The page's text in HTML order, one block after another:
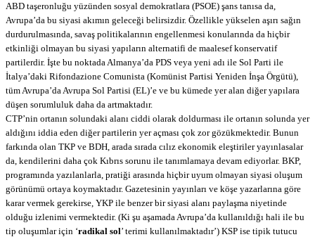
ABD taşeronluğu yüzünden sosyal demokratlara (PSOE) şans tanısa da,
Avrupa’da bu siyasi akımın geleceği belirsizdir. Özellikle yükselen aşırı sağın
durdurulmasında, savaş politikalarının engellenmesi konularında da hiçbir
etkinliği olmayan bu siyasi yapıların alternatifi de maalesef konservatif
partilerdir. İşte bu noktada Almanya’da PDS veya yeni adı ile Sol Parti ile
İtalya’daki Rifondazione Comunista (Komünist Partisi Yeniden İnşa Örgütü),
tüm Avrupa’da Avrupa Sol Partisi (EL)’e ve bu kümede yer alan diğer yapılara
düşen sorumluluk daha da artmaktadır.
CTP’nin ortanın solundaki alanı ciddi olarak doldurması ile ortanın solunda yer
aldığını iddia eden diğer partilerin yer açması çok zor gözükmektedir. Bunun
farkında olan TKP ve BDH, arada sırada cılız ekonomik eleştiriler yayınlasalar
da, kendilerini daha çok Kıbrıs sorunu ile tanımlamaya devam ediyorlar. BKP,
programında yazılanlarla, pratiği arasında hiçbir uyum olmayan siyasi oluşum
görünümü ortaya koymaktadır. Gazetesinin yayınları ve köşe yazarlarına göre
karar vermek gerekirse, YKP ile benzer bir siyasi alanı paylaşma niyetinde
olduğu izlenimi vermektedir. (Ki şu aşamada Avrupa’da kullanıldığı hali ile bu
tip oluşumlar için ‘radikal sol’ terimi kullanılmaktadır’) KSP ise tipik tutucu